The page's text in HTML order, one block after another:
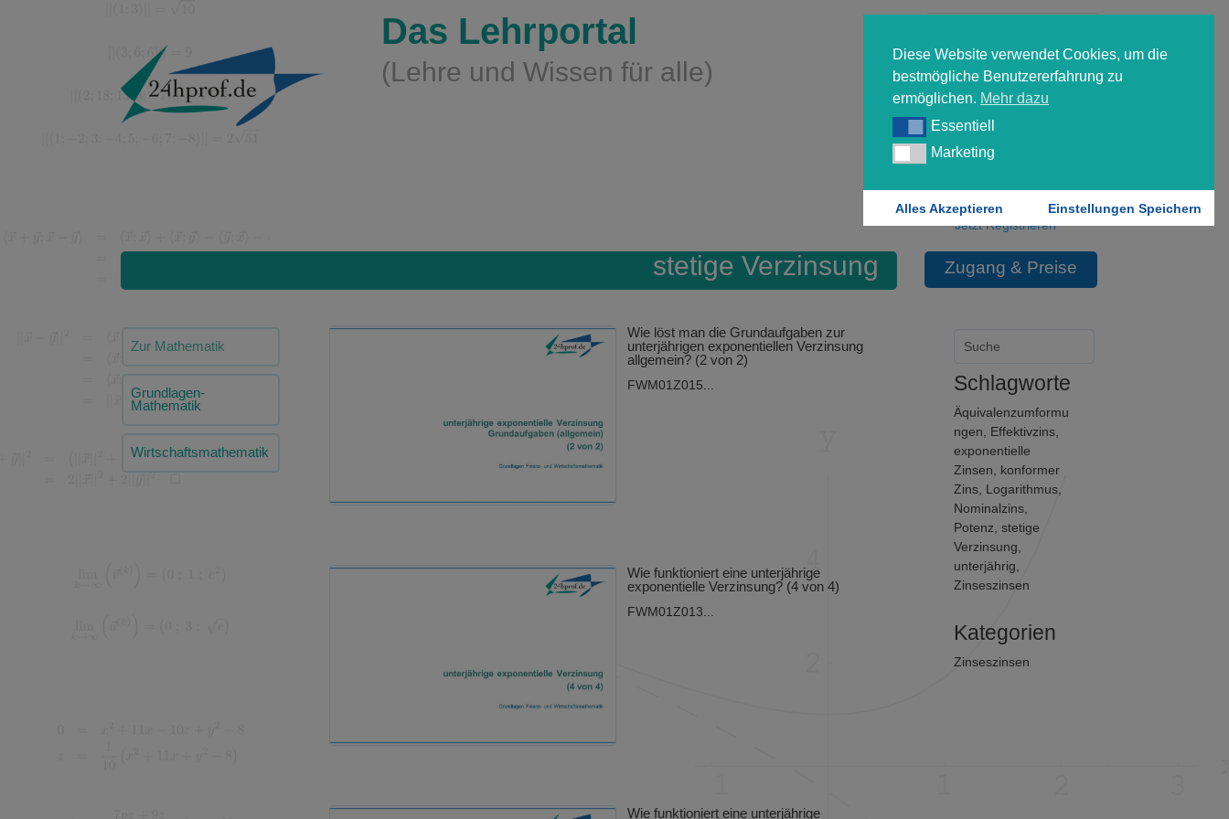
Diese Website verwendet Cookies, um die
bestmögliche Benutzererfahrung zu
ermöglichen. Mehr dazu
EssentiellEssentiell
MarketingMarketing
Alles Akzeptieren Einstellungen Speichern
Das Lehrportal
(Lehre und Wissen für alle)
Forgot your password?
Jetzt Registrieren
stetige Verzinsung Zugang & Preise
Zur Mathematik
Grundlagen-
Mathematik
Wirtschaftsmathematik
Wie löst man die Grundaufgaben zur
unterjährigen exponentiellen Verzinsung
allgemein? (2 von 2)
FWM01Z015...
Wie funktioniert eine unterjährige
exponentielle Verzinsung? (4 von 4)
FWM01Z013...
Wie funktioniert eine unterjährige
Schlagworte
Äquivalenzumformu
ngen, Effektivzins,
exponentielle
Zinsen, konformer
Zins, Logarithmus,
Nominalzins,
Potenz,stetige
Verzinsung,
unterjährig,
Zinseszinsen
Kategorien
Zinseszinsen